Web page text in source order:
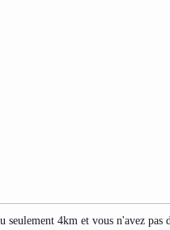
4km et vous n'avez pas